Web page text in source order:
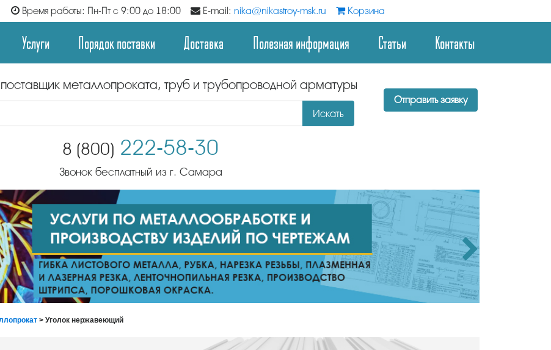
Время работы: Пн-Пт с 9:00 до 18:00 E-mail: nika@nikastroy-msk.ru Корзина
Услуги Порядок поставки Доставка Полезная информация Статьи Контакты
металлопроката, труб и трубопроводной арматуры
Искать
Отправить заявку
8 (800) 222-58-30
Звонок бесплатный из г. Самара
> Уголок нержавеющий